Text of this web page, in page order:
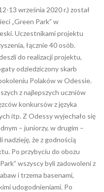
13 września 2020 r.) został
„Green Park” w
Uczestnikami projektu
łącznie 40 osób.
do realizacji projektu,
odziedziczony skarb
Polaków w Odessie.
z najlepszych uczniów
konkursów z języka
itp. Z Odessy wyjechało się
– juniorzy, w drugim –
nadzieję, że z godnością
Po przybyciu do obozu
wszyscy byli zadowoleni z
i trzema basenami,
udogodnieniami. Po